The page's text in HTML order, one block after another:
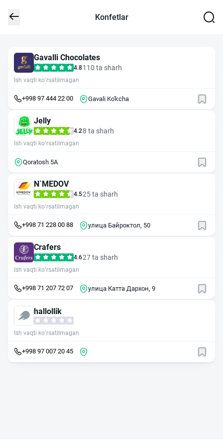
Konfetlar
Gavalli Chocolates
4.8110 ta sharh
Ish vaqti ko‘rsatilmagan
+998 97 444 22 00 Gavali Ko'kcha
Jelly
4.28 ta sharh
Ish vaqti ko‘rsatilmagan
Qoratosh 5A
N`MEDOV
4.525 ta sharh
Ish vaqti ko‘rsatilmagan
+998 71 228 00 88 улица Байроктол, 50
Crafers
4.627 ta sharh
Ish vaqti ko‘rsatilmagan
+998 71 207 72 07 улица Катта Дархон, 9
hallollik
Ish vaqti ko‘rsatilmagan
+998 97 007 20 45